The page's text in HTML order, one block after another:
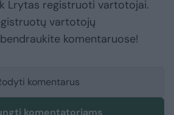
Lrytas registruoti vartotojai.
vartotojų
komentaruose!
komentarus
komentatoriams